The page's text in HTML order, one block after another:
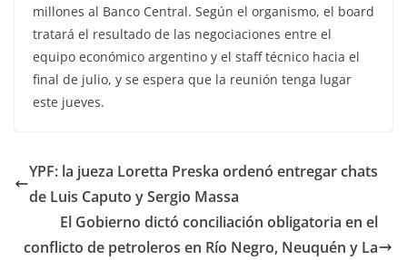
millones al Banco Central. Según el organismo, el board
tratará el resultado de las negociaciones entre el
equipo económico argentino y el staff técnico hacia el
final de julio, y se espera que la reunión tenga lugar
este jueves.
YPF: la jueza Loretta Preska ordenó entregar chats
de Luis Caputo y Sergio Massa
El Gobierno dictó conciliación obligatoria en el
conflicto de petroleros en Río Negro, Neuquén y La